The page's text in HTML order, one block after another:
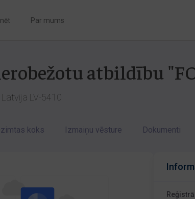
Par mums
atbildību
LV-5410
koks Izmaiņu vēsture Dokumenti